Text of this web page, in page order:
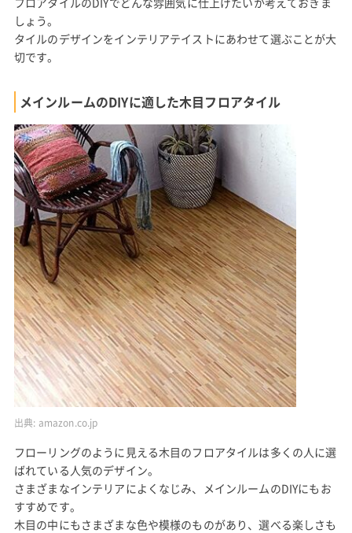
しょう。
タイルのデザインをインテリアテイストにあわせて選ぶことが大
切です。
メインルームのDIYに適した木目フロアタイル
出典: amazon.co.jp
フローリングのように見える木目のフロアタイルは多くの人に選
ばれている人気のデザイン。
さまざまなインテリアによくなじみ、メインルームのDIYにもお
すすめです。
木目の中にもさまざまな色や模様のものがあり、選べる楽しさも